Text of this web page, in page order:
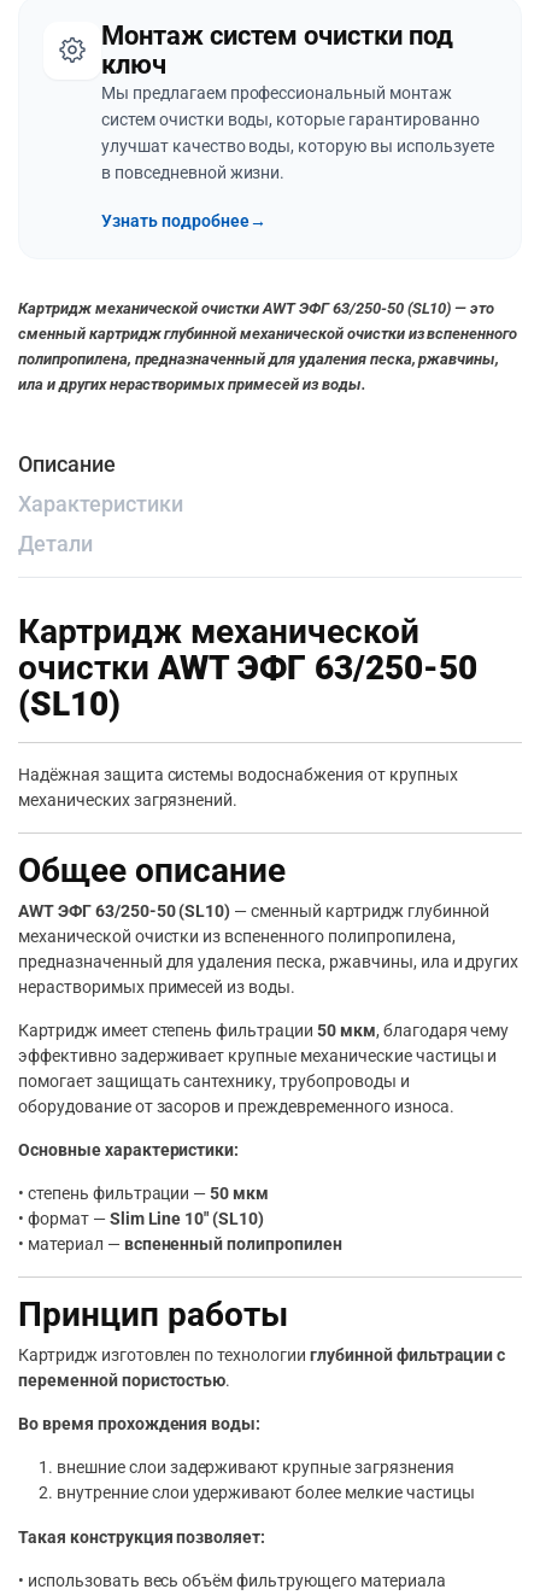
Монтаж систем очистки под
ключ
Мы предлагаем профессиональный монтаж
систем очистки воды, которые гарантированно
улучшат качество воды, которую вы используете
в повседневной жизни.
Узнать подробнее→
Картридж механической очистки AWT ЭФГ 63/250-50 (SL10) — это
сменный картридж глубинной механической очистки из вспененного
полипропилена, предназначенный для удаления песка, ржавчины,
ила и других нерастворимых примесей из воды.
Описание
Характеристики
Детали
Картридж механической
очистки AWT ЭФГ 63/250-50
(SL10)
Надёжная защита системы водоснабжения от крупных
механических загрязнений.
Общее описание
AWT ЭФГ 63/250-50 (SL10) — сменный картридж глубинной
механической очистки из вспененного полипропилена,
предназначенный для удаления песка, ржавчины, ила и других
нерастворимых примесей из воды.
Картридж имеет степень фильтрации 50 мкм, благодаря чему
эффективно задерживает крупные механические частицы и
помогает защищать сантехнику, трубопроводы и
оборудование от засоров и преждевременного износа.
Основные характеристики:
• степень фильтрации —50 мкм
• формат —Slim Line 10″ (SL10)
• материал — вспененный полипропилен
Принцип работы
Картридж изготовлен по технологии глубинной фильтрации с
переменной пористостью.
Во время прохождения воды:
внешние слои задерживают крупные загрязнения
внутренние слои удерживают более мелкие частицы
Такая конструкция позволяет:
• использовать весь объём фильтрующего материала